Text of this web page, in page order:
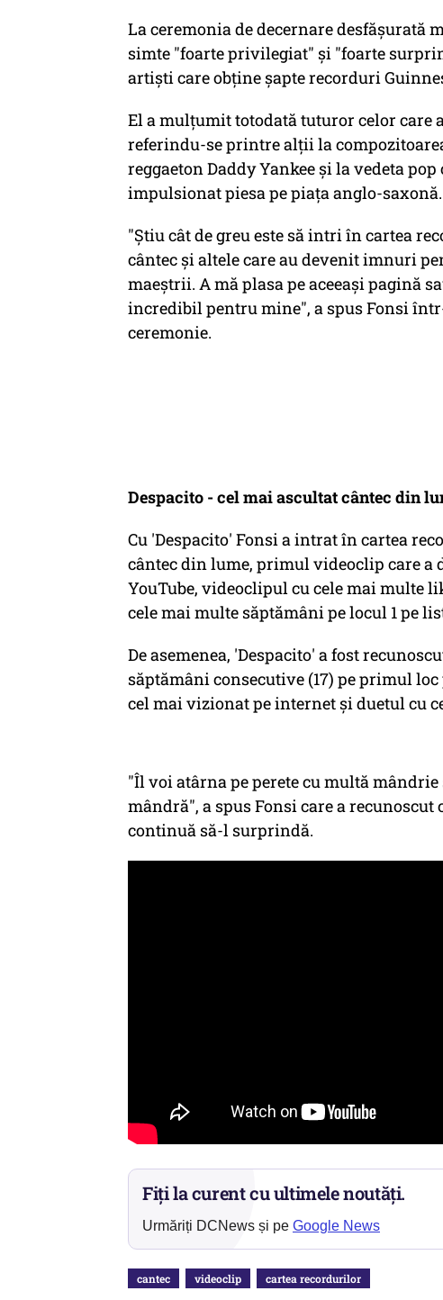
La ceremonia de decernare desfăşurată
simte "foarte privilegiat" şi "foarte
artişti care obţine şapte recorduri
El a mulţumit totodată tuturor celor care
referindu-se printre alţii la
reggaeton Daddy Yankee şi la vedeta
impulsionat piesa pe piaţa anglo-saxonă.
"Ştiu cât de greu este să intri în cartea
cântec şi altele care au devenit imnuri
maeştrii. A mă plasa pe aceeaşi pagină
incredibil pentru mine", a spus Fonsi
ceremonie.
Despacito - cel mai ascultat cântec din
Cu 'Despacito' Fonsi a intrat în cartea
cântec din lume, primul videoclip care
YouTube, videoclipul cu cele mai multe
cele mai multe săptămâni pe locul 1 pe
De asemenea, 'Despacito' a fost
săptămâni consecutive (17) pe primul
cel mai vizionat pe internet şi duetul cu
"Îl voi atârna pe perete cu multă
mândră", a spus Fonsi care a
continuă să-l surprindă.
Fiți la curent cu ultimele noutăți.
Urmăriți DCNews și pe Google News
cantec videoclip cartea recordurilor